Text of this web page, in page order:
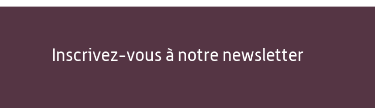
Inscrivez-vous à notre newsletter